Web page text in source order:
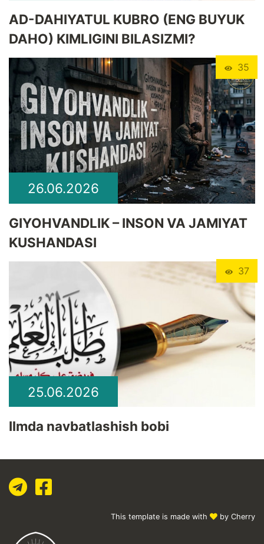
​AD-DAHIYATUL KUBRO (ENG BUYUK
DAHO) KIMLIGINI BILASIZMI?
35
26.06.2026
GIYOHVANDLIK – INSON VA JAMIYAT
KUSHANDASI
37
25.06.2026
Ilmda navbatlashish bobi
This template is made with by Cherry